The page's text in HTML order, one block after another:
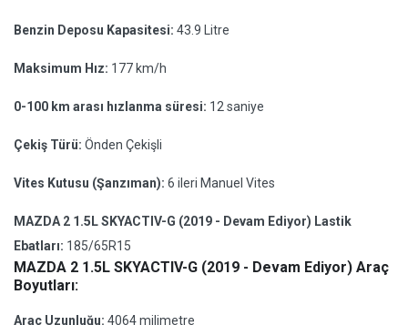
Benzin Deposu Kapasitesi: 43.9 Litre
Maksimum Hız: 177 km/h
0-100 km arası hızlanma süresi: 12 saniye
Çekiş Türü: Önden Çekişli
Vites Kutusu (Şanzıman): 6 ileri Manuel Vites
MAZDA 2 1.5L SKYACTIV-G (2019 - Devam Ediyor) Lastik
Ebatları: 185/65R15
MAZDA 2 1.5L SKYACTIV-G (2019 - Devam Ediyor) Araç
Boyutları:
Araç Uzunluğu: 4064 milimetre